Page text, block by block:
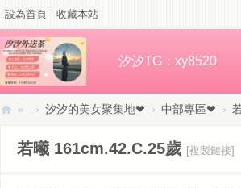
設為首頁 收藏本站
汐汐TG：xy8520
» › 汐汐的美女聚集地❤ › 中部專區❤ ›
若曦 161cm.42.C.25歲 [複製鏈接]